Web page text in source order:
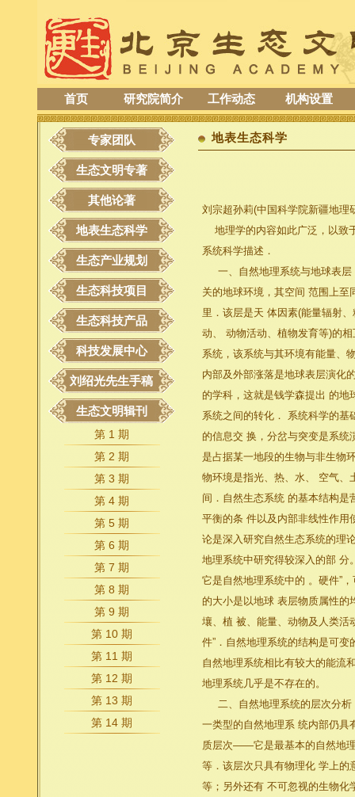
首页 研究院简介 工作动态 机构设置
专家团队
生态文明专著
其他论著
地表生态科学
生态产业规划
生态科技项目
生态科技产品
科技发展中心
刘绍光先生手稿
生态文明辑刊
第 1 期
第 2 期
第 3 期
第 4 期
第 5 期
第 6 期
第 7 期
第 8 期
第 9 期
第 10 期
第 11 期
第 12 期
第 13 期
第 14 期
地表生态科学
刘宗超孙莉(中国科学院新疆地理
地理学的内容如此广泛，以致
系统科学描述．
一、自然地理系统与地球表层
关的地球环境，其空间 范围上至
里．该层是天 体因素(能量辐射
动、 动物活动、植物发育等)的
系统，该系统与其环境有能量、
内部及外部涨落是地球表层演化
的学科，这就是钱学森提出 的
系统之间的转化． 系统科学的
的信息交 换，分岔与突变是系
是占据某一地段的生物与非生物
物环境是指光、热、水、 空气、
间．自然生态系统 的基本结构
平衡的条 件以及内部非线性作用
论是深入研究自然生态系统的理
地理系统中研究得较深入的部 分
它是自然地理系统中的 。硬件”
的大小是以地球 表层物质属性
壤、植 被、能量、动物及人类活
件”．自然地理系统的结构是可
自然地理系统相比有较大的能流
地理系统几乎是不存在的。
二、自然地理系统的层次分析
一类型的自然地理系 统内部仍具
质层次——它是最基本的自然地
等．该层次只具有物理化 学上的
等；另外还有 不可忽视的生物化